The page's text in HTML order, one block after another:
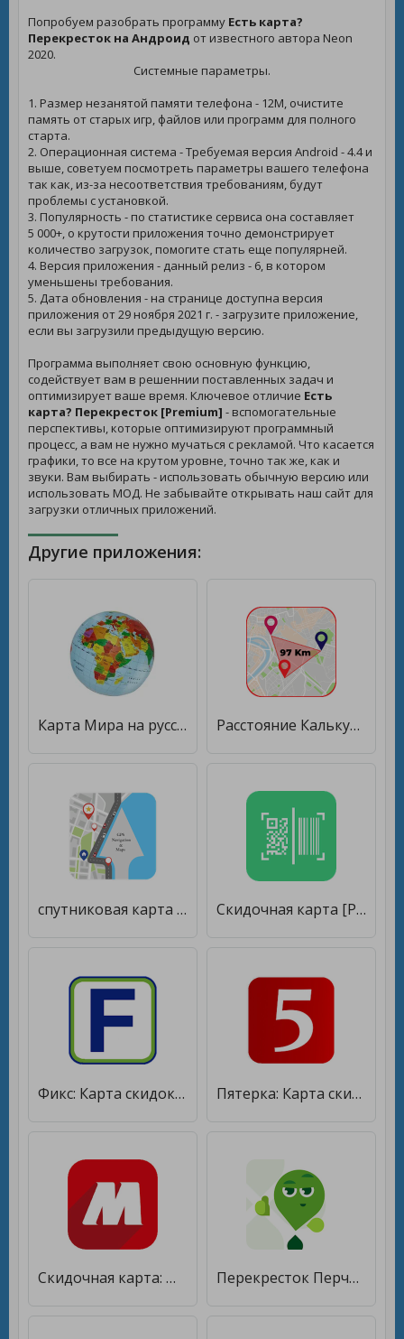
Попробуем разобрать программу Есть карта?
Перекресток на Андроид от известного автора Neon
2020.
Системные параметры.
1. Размер незанятой памяти телефона - 12M, очистите
память от старых игр, файлов или программ для полного
старта.
2. Операционная система - Требуемая версия Android - 4.4 и
выше, советуем посмотреть параметры вашего телефона
так как, из-за несоответствия требованиям, будут
проблемы с установкой.
3. Популярность - по статистике сервиса она составляет
5 000+, о крутости приложения точно демонстрирует
количество загрузок, помогите стать еще популярней.
4. Версия приложения - данный релиз - 6, в котором
уменьшены требования.
5. Дата обновления - на странице доступна версия
приложения от 29 ноября 2021 г. - загрузите приложение,
если вы загрузили предыдущую версию.
Программа выполняет свою основную функцию,
содействует вам в решеннии поставленных задач и
оптимизирует ваше время. Ключевое отличие Есть
карта? Перекресток [Premium] - вспомогательные
перспективы, которые оптимизируют программный
процесс, а вам не нужно мучаться с рекламой. Что касается
графики, то все на крутом уровне, точно так же, как и
звуки. Вам выбирать - использовать обычную версию или
использовать МОД. Не забывайте открывать наш сайт для
загрузки отличных приложений.
Другие приложения:
Карта Мира на русском, Карта России [Unlocked] Расстояние Калькулятор Карта Измерения Земли [Premium]
спутниковая карта мира - голосовой Gps навигатор [Premium] Скидочная карта [Premium]
Фикс: Карта скидок [Полная версия] Пятерка: Карта скидок [Premium]
Скидочная карта: Магнита [Без рекламы] Перекресток Перчатка [Без рекламы]